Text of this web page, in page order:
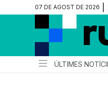
07 DE AGOST DE 2026
ÚLTIMES